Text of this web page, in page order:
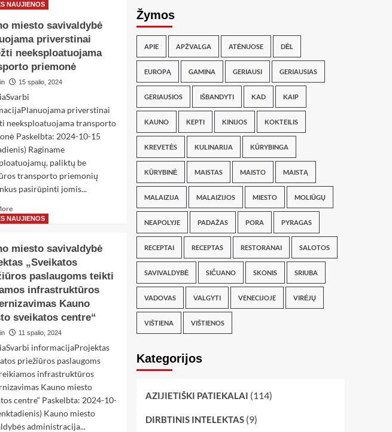
NAUJIENOS
miesto savivaldybė
priverstinai
neeksploatuojama
priemonė
15 spalio, 2024
priverstinai
neeksploatuojama transporto
Paskelbta: 2024-10-15
Raginame
paliktų be
transporto priemonių
pasirūpinti jomis...
NAUJIENOS
miesto savivaldybė
„Sveikatos
paslaugoms teikti
infrastruktūros
Kauno
sveikatos centre“
11 spalio, 2024
informacijaProjektas
priežiūros paslaugoms
infrastruktūros
Kauno miesto
centre“ Paskelbta: 2024-10-
Kauno miesto
administracija...
Žymos
APIE APŽVALGA ATĖNUOSE DĖL
EUROPĄ GAMINA GERIAUSI GERIAUSIAS
GERIAUSIOS IŠBANDYTI KAD KAIP
KAUNO KEPTI KINIJOS KOKTEILIS
KREVETĖS KULINARIJA KŪRYBINGA
KŪRYBINĖ MAISTAS MAISTO MAISTĄ
MALAIZIJA MALAIZIJOS MIESTO MOLIŪGŲ
NEAPOLYJE PADAŽAS PORA PYRAGAS
RECEPTAI RECEPTAS RESTORANAI SALOTOS
SAVIVALDYBĖ SIČUANO SKONIS SRIUBA
VADOVAS VALGYTI VENECIJOJE VIRĖJŲ
VIŠTIENA VIŠTIENOS
Kategorijos
AZIJIETIŠKI PATIEKALAI (114)
DIRBTINIS INTELEKTAS(9)